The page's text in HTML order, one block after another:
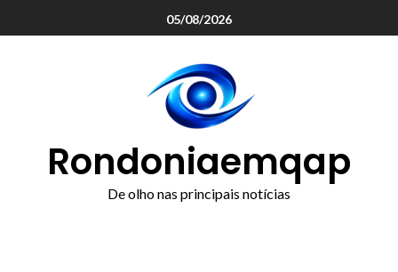
05/08/2026
Rondoniaemqap
De olho nas principais notícias